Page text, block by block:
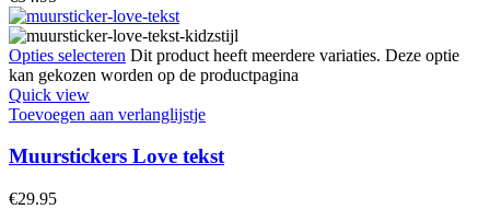
Opties selecteren Dit product heeft meerdere variaties. Deze optie
kan gekozen worden op de productpagina
Quick view
Toevoegen aan verlanglijstje
Muurstickers Love tekst
€29.95